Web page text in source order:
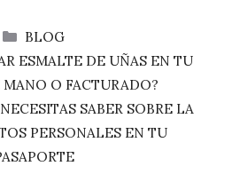
CATEGORÍAS
BLOG
ESMALTE DE UÑAS EN TU
MANO O FACTURADO?
SABER SOBRE LA
PERSONALES EN TU